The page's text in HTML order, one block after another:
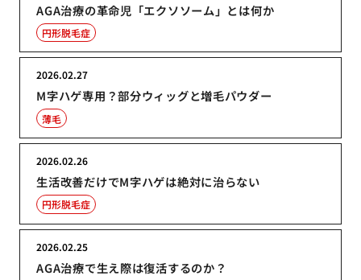
AGA治療の革命児「エクソソーム」とは何か
円形脱毛症
M字ハゲ専用？部分ウィッグと増毛パウダー
2026.02.27
薄毛
生活改善だけでM字ハゲは絶対に治らない
2026.02.26
円形脱毛症
AGA治療で生え際は復活するのか？
2026.02.25